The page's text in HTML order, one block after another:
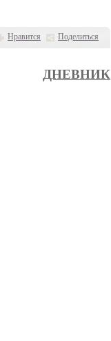
Нравится Поделиться
ДНЕВНИК